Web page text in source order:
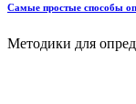
Самые простые способы
Методики для